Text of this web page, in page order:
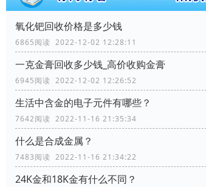
氧化钯回收价格是多少钱
6865阅读 2022-12-02 12:28:11
一克金膏回收多少钱_高价收购金膏
6945阅读 2022-12-02 12:26:52
生活中含金的电子元件有哪些？
7642阅读 2022-11-16 21:35:34
什么是合成金属？
7483阅读 2022-11-16 21:34:22
24K金和18K金有什么不同？